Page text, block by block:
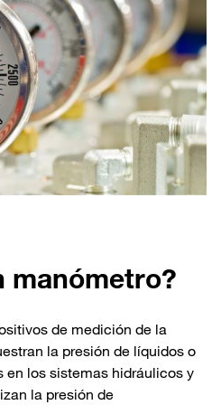
manómetro?
de medición de la
la presión de líquidos o
en los sistemas hidráulicos y
la presión de